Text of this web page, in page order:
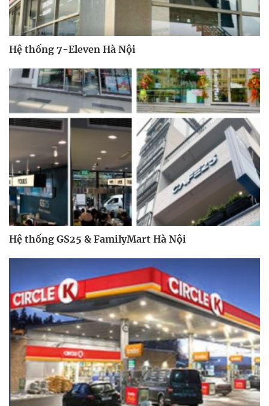
Hệ thống 7-Eleven Hà Nội
Hệ thống GS25 & FamilyMart Hà Nội